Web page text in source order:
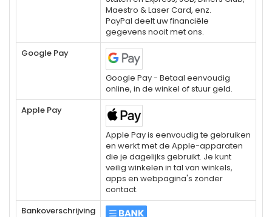
Maestro & Laser Card, enz.
PayPal deelt uw financiële
gegevens nooit met ons.
Google Pay
Google Pay - Betaal eenvoudig
online, in de winkel of stuur geld.
Apple Pay
Apple Pay is eenvoudig te gebruiken
en werkt met de Apple-apparaten
die je dagelijks gebruikt. Je kunt
veilig winkelen in tal van winkels,
apps en webpagina's zonder
contact.
Bankoverschrijving